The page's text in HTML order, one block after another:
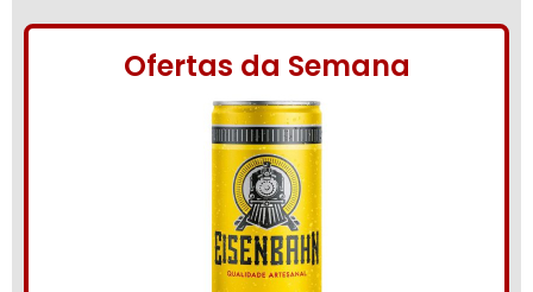
Ofertas da Semana